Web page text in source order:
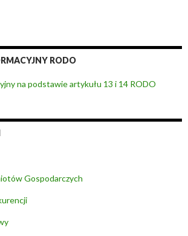
RODO
na podstawie artykułu 13 i 14 RODO
Gospodarczych